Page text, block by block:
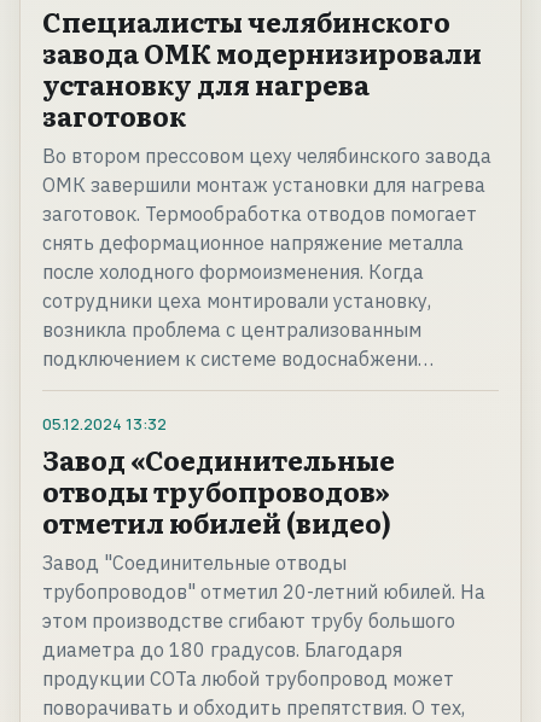
Специалисты челябинского
завода ОМК модернизировали
установку для нагрева
заготовок
Во втором прессовом цеху челябинского завода
ОМК завершили монтаж установки для нагрева
заготовок. Термообработка отводов помогает
снять деформационное напряжение металла
после холодного формоизменения. Когда
сотрудники цеха монтировали установку,
возникла проблема с централизованным
подключением к системе водоснабжени…
05.12.2024 13:32
Завод «Соединительные
отводы трубопроводов»
отметил юбилей (видео)
Завод "Соединительные отводы
трубопроводов" отметил 20-летний юбилей. На
этом производстве сгибают трубу большого
диаметра до 180 градусов. Благодаря
продукции СОТа любой трубопровод может
поворачивать и обходить препятствия. О тех,